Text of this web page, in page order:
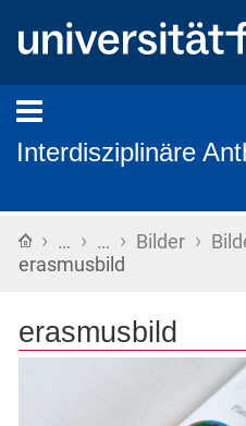
Interdisziplinäre
Startseite
› … › … › Bilder ›
erasmusbild
erasmusbild